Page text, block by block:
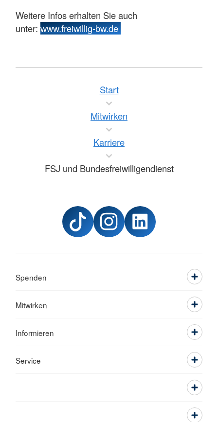
Weitere Infos erhalten Sie auch
unter: www.freiwillig-bw.de
Start
Mitwirken
Karriere
FSJ und Bundesfreiwilligendienst
Spenden
Mitwirken
Informieren
Service